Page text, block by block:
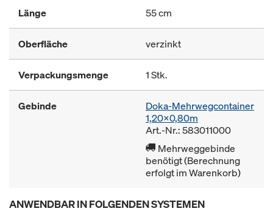
Länge 55 cm
Oberfläche verzinkt
Verpackungsmenge 1 Stk.
Gebinde
Doka-Mehrwegcontainer
1,20x0,80m
Art.-Nr.: 583011000
Mehrweggebinde
benötigt (Berechnung
erfolgt im Warenkorb)
ANWENDBAR IN FOLGENDEN SYSTEMEN